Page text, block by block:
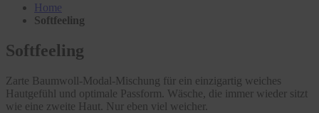
Home
Softfeeling
Softfeeling
Zarte Baumwoll-Modal-Mischung für ein einzigartig weiches
Hautgefühl und optimale Passform. Wäsche, die immer wieder sitzt
wie eine zweite Haut. Nur eben viel weicher.